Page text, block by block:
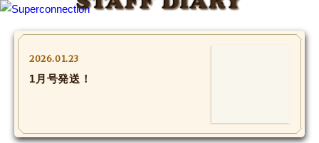
2026.01.23
1月号発送！
SHIHO’s DIARY